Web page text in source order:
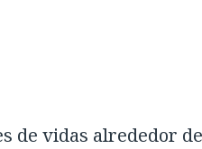
de vidas alrededor